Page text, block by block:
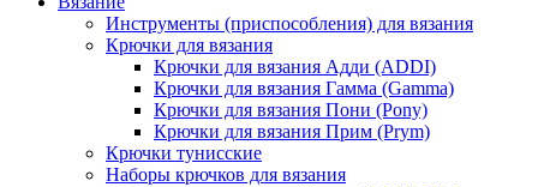
Инструменты (приспособления) для вязания
Крючки для вязания
Крючки для вязания Адди (ADDI)
Крючки для вязания Гамма (Gamma)
Крючки для вязания Пони (Pony)
Крючки для вязания Прим (Prym)
Крючки тунисские
Наборы крючков для вязания